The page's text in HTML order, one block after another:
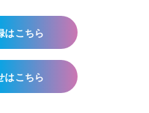
はこちら
はこちら